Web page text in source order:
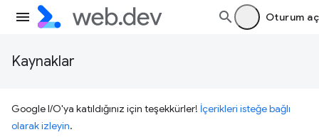
Oturum aç
Kaynaklar
Google I/O'ya katıldığınız için teşekkürler! İçerikleri isteğe bağlı
olarak izleyin.